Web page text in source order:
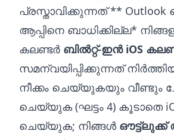
പ്രസ്താവിക്കുന്നത് **
ആപ്പിനെ ബാധിക്കില്ല*
കലണ്ടർ ബിൽറ്റ്-ഇൻ iOS
സമന്വയിപ്പിക്കുന്നത്
നീക്കം ചെയ്യുകയും വീണ്ടും
ചെയ്യുക (ഘട്ടം 4) കൂടാതെ
ചെയ്യുക; നിങ്ങൾ ഔട്ട്‌ലുക്ക്